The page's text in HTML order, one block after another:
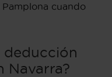
cuando
deducción
Navarra?